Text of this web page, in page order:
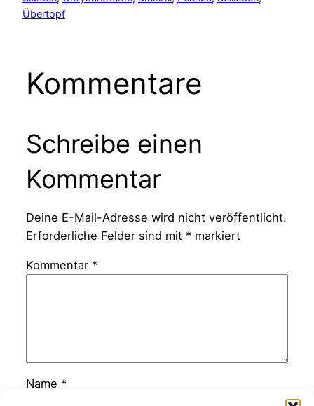
Übertopf
Kommentare
Schreibe einen
Kommentar
Deine E-Mail-Adresse wird nicht veröffentlicht.
Erforderliche Felder sind mit *markiert
Kommentar *
Name *